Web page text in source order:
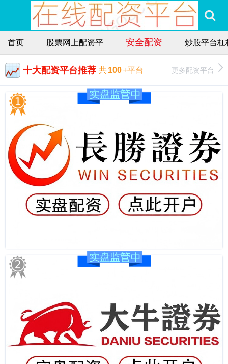
首页 股票网上配资平 安全配资 炒股平台杠
十大配资平台推荐 共100+平台 更多配资平台